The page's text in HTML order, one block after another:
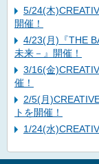
5/24(木
開催！
4/23(月)『THE
未来－』開催！
3/16(金
催！
2/5(月
トを開催！
1/24(水